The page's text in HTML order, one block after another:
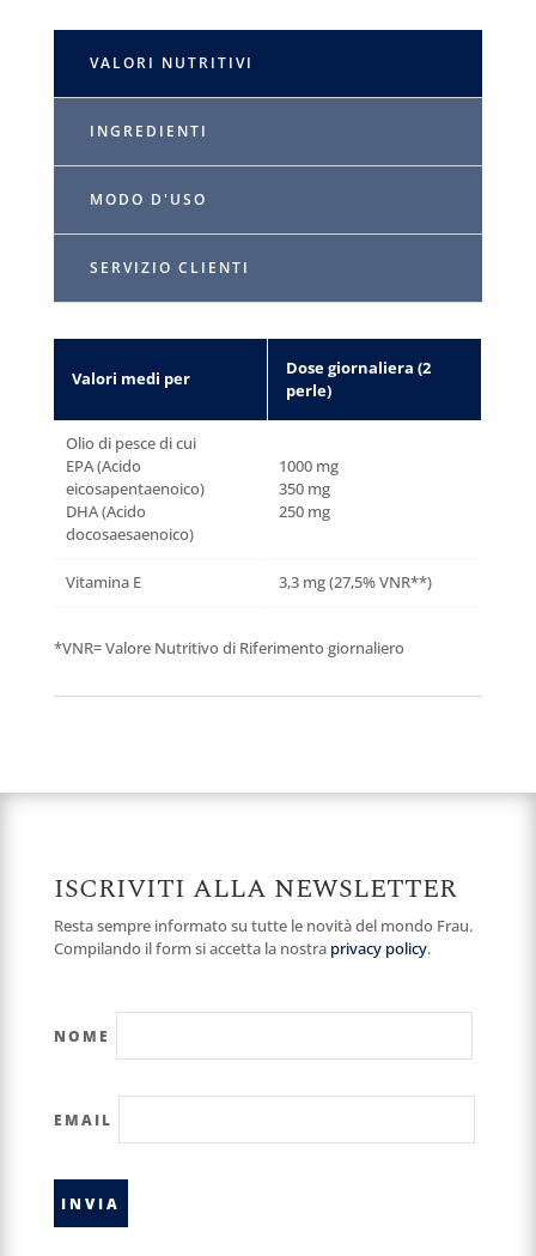
VALORI NUTRITIVI
INGREDIENTI
MODO D'USO
SERVIZIO CLIENTI
Valori medi per
Dose giornaliera (2
perle)
Olio di pesce di cui
EPA (Acido
eicosapentaenoico)
DHA (Acido
docosaesaenoico)
1000 mg
350 mg
250 mg
Vitamina E 3,3 mg (27,5% VNR**)
*VNR= Valore Nutritivo di Riferimento giornaliero
ISCRIVITI ALLA NEWSLETTER
Resta sempre informato su tutte le novità del mondo Frau.
Compilando il form si accetta la nostra privacy policy.
NOME
EMAIL